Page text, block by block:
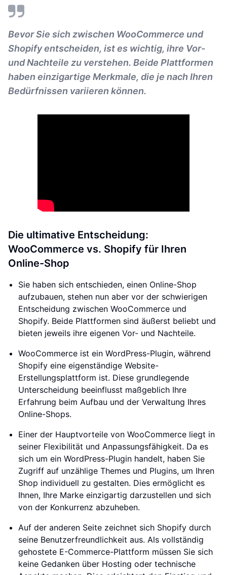
Bevor Sie sich zwischen WooCommerce und
Shopify entscheiden, ist es wichtig, ihre Vor-
und Nachteile zu verstehen. Beide Plattformen
haben einzigartige Merkmale, die je nach Ihren
Bedürfnissen variieren können.
Die ultimative Entscheidung:
WooCommerce vs. Shopify für Ihren
Online-Shop
Sie haben sich entschieden, einen Online-Shop
aufzubauen, stehen nun aber vor der schwierigen
Entscheidung zwischen WooCommerce und
Shopify. Beide Plattformen sind äußerst beliebt und
bieten jeweils ihre eigenen Vor- und Nachteile.
WooCommerce ist ein WordPress-Plugin, während
Shopify eine eigenständige Website-
Erstellungsplattform ist. Diese grundlegende
Unterscheidung beeinflusst maßgeblich Ihre
Erfahrung beim Aufbau und der Verwaltung Ihres
Online-Shops.
Einer der Hauptvorteile von WooCommerce liegt in
seiner Flexibilität und Anpassungsfähigkeit. Da es
sich um ein WordPress-Plugin handelt, haben Sie
Zugriff auf unzählige Themes und Plugins, um Ihren
Shop individuell zu gestalten. Dies ermöglicht es
Ihnen, Ihre Marke einzigartig darzustellen und sich
von der Konkurrenz abzuheben.
Auf der anderen Seite zeichnet sich Shopify durch
seine Benutzerfreundlichkeit aus. Als vollständig
gehostete E-Commerce-Plattform müssen Sie sich
keine Gedanken über Hosting oder technische